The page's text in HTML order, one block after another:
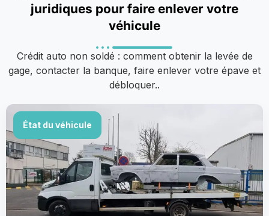
juridiques pour faire enlever votre
véhicule
Crédit auto non soldé : comment obtenir la levée de
gage, contacter la banque, faire enlever votre épave et
débloquer..
État du véhicule